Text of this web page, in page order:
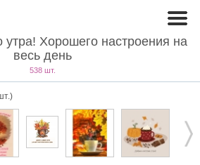
утра! Хорошего настроения на
весь день
538 шт.